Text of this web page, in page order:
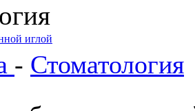
иглой
- Стоматология